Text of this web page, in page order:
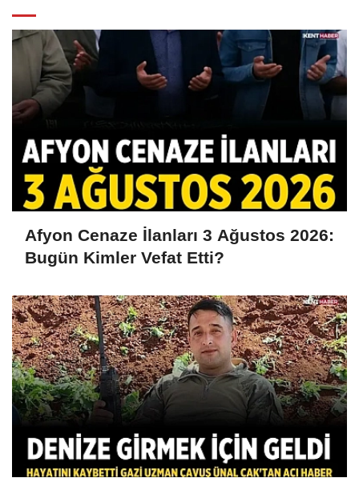
Afyon Cenaze İlanları 3 Ağustos 2026:
Bugün Kimler Vefat Etti?